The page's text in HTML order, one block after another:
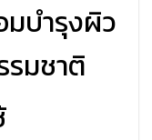
บำรุงผิว
รมชาติ